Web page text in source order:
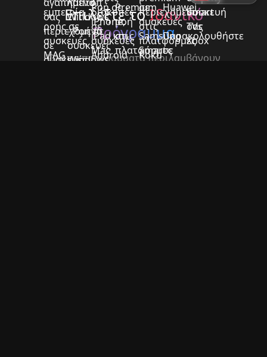
Επιλέξτε τοΙδανικό
Πρόγραμμα
Όλα τα προγράμματα περιλαμβάνουν